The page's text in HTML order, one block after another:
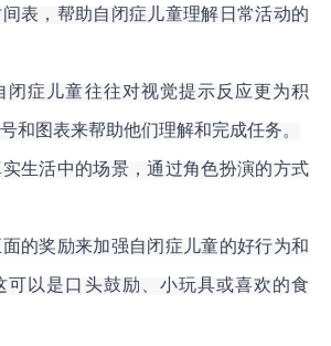
表，帮助自闭症儿童理解日常活动的
闭症儿童往往对视觉提示反应更为积
和图表来帮助他们理解和完成任务。
生活中的场景，通过角色扮演的方式
的奖励来加强自闭症儿童的好行为和
可以是口头鼓励、小玩具或喜欢的食